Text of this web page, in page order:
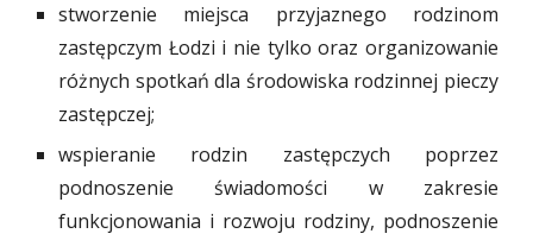
stworzenie miejsca przyjaznego rodzinom
zastępczym Łodzi i nie tylko oraz organizowanie
różnych spotkań dla środowiska rodzinnej pieczy
zastępczej;
wspieranie rodzin zastępczych poprzez
podnoszenie świadomości w zakresie
funkcjonowania i rozwoju rodziny, podnoszenie